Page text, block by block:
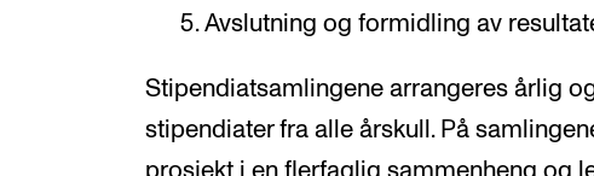
Avslutning og formidling av
Stipendiatsamlingene arrangeres årlig
stipendiater fra alle årskull. På